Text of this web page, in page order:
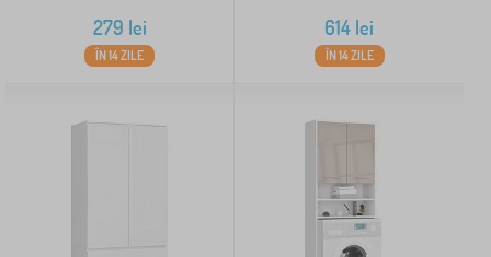
279 lei
ÎN 14 ZILE
614 lei
ÎN 14 ZILE